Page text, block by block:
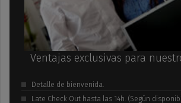
Ventajas exclusivas para
Detalle de bienvenida.
Late Check Out hasta las 14h. (Según